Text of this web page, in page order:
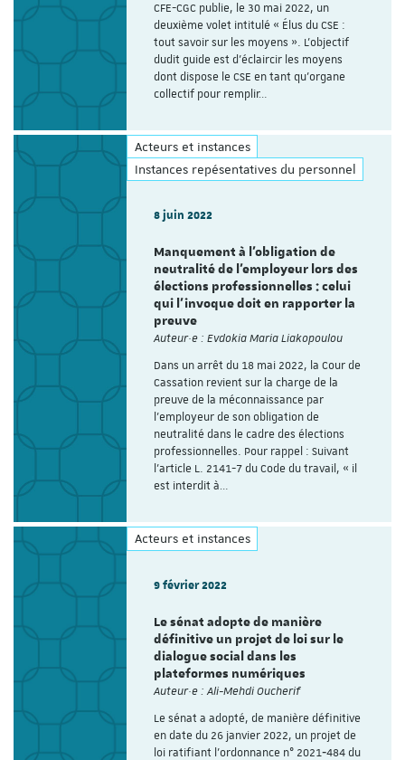
CFE-CGC publie, le 30 mai 2022, un
deuxième volet intitulé « Élus du CSE :
tout savoir sur les moyens ». L’objectif
dudit guide est d’éclaircir les moyens
dont dispose le CSE en tant qu’organe
collectif pour remplir…
Acteurs et instances
Instances repésentatives du personnel
8 juin 2022
Manquement à l’obligation de
neutralité de l’employeur lors des
élections professionnelles : celui
qui l’invoque doit en rapporter la
preuve
Auteur·e : Evdokia Maria Liakopoulou
Dans un arrêt du 18 mai 2022, la Cour de
Cassation revient sur la charge de la
preuve de la méconnaissance par
l'employeur de son obligation de
neutralité dans le cadre des élections
professionnelles. Pour rappel : Suivant
l’article L. 2141-7 du Code du travail, « il
est interdit à…
Acteurs et instances
9 février 2022
Le sénat adopte de manière
définitive un projet de loi sur le
dialogue social dans les
plateformes numériques
Auteur·e : Ali-Mehdi Oucherif
Le sénat a adopté, de manière définitive
en date du 26 janvier 2022, un projet de
loi ratifiant l’ordonnance n° 2021‑484 du